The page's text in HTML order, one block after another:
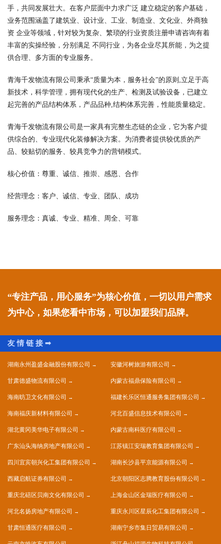
手，共同发展壮大。在客户层面中力求广泛 建立稳定的客户基础，
业务范围涵盖了建筑业、设计业、工业、制造业、文化业、外商独
资 企业等领域，针对较为复杂、繁琐的行业资质注册申请咨询有着
丰富的实操经验，分别满足 不同行业，为各企业尽其所能，为之提
供合理、多方面的专业服务。
青海千发物流有限公司秉承“质量为本，服务社会”的原则,立足于高
新技术，科学管理，拥有现代化的生产、检测及试验设备，已建立
起完善的产品结构体系，产品品种,结构体系完善，性能质量稳定。
青海千发物流有限公司是一家具有完整生态链的企业，它为客户提
供综合的、专业现代化装修解决方案。为消费者提供较优质的产
品、较贴切的服务、较具竞争力的营销模式。
核心价值：尊重、诚信、推崇、感恩、合作
经营理念：客户、诚信、专业、团队、成功
服务理念：真诚、专业、精准、周全、可靠
“专注产品，用心服务”为核心价值，一切以用户需求
为中心，如果您看中市场，可以加盟我们品牌。
湖南永州盈盛金融股份有限公司 安徽河树旅游有限公司
甘肃德盛物流有限公司 内蒙古福鼎保险有限公司
海南昉卫文化有限公司 福建长乐区恒通服务集团有限公司
海南福庆新材料有限公司 河北百盛信息技术有限公司
湖北黄冈美华电子有限公司 内蒙古南科医疗有限公司
广东汕头海纳房地产有限公司 江苏镇江安瑞教育集团有限公司
四川宜宾朝兴化工集团有限公司 湖南长沙县平京能源有限公司
西藏启航证券有限公司 北京朝阳区志腾教育股份有限公司
重庆北碚区贝南文化有限公司 上海金山区金瑞医疗有限公司
河北名扬房地产有限公司 重庆永川区星辰化工集团有限公司
甘肃恒通医疗有限公司 湖南宁乡市集日贸易有限公司